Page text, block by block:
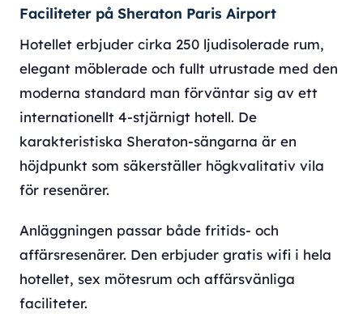
Faciliteter på Sheraton Paris Airport
Hotellet erbjuder cirka 250 ljudisolerade rum,
elegant möblerade och fullt utrustade med den
moderna standard man förväntar sig av ett
internationellt 4-stjärnigt hotell. De
karakteristiska Sheraton-sängarna är en
höjdpunkt som säkerställer högkvalitativ vila
för resenärer.
Anläggningen passar både fritids- och
affärsresenärer. Den erbjuder gratis wifi i hela
hotellet, sex mötesrum och affärsvänliga
faciliteter.